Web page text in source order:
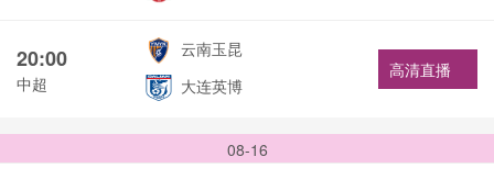
20:00
中超
云南玉昆
大连英博
高清直播
08-16